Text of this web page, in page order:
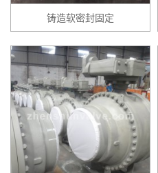
铸造软密封固定